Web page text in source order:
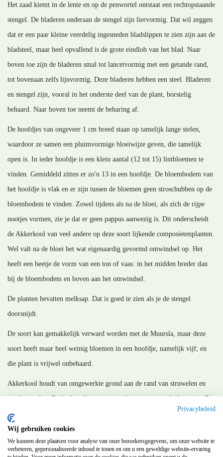
Het zaad kiemt in de lente en op de penwortel ontstaat een rechtopstaande
stengel. De bladeren onderaan de stengel zijn liervormig. Dat wil zeggen
dat er een paar kleine veerdelig ingesneden bladslippen te zien zijn aan de
bladsteel, maar heel opvallend is de grote eindlob van het blad. Naar
boven toe zijn de bladeren smal tot lancetvormig met een getande rand,
tot bovenaan zelfs lijnvormig. Deze bladeren hebben een steel. Bladeren
en stengel zijn, vooral in het onderste deel van de plant, borstelig
behaard. Naar boven toe neemt de beharing af.
De hoofdjes van ongeveer 1 cm breed staan op tamelijk lange stelen,
waardoor ze samen een pluimvormige bloeiwijze geven, die tamelijk
open is. In ieder hoofdje is een klein aantal (12 tot 15) lintbloemen te
vinden. Gemiddeld zitten er zo'n 13 in een hoofdje. De bloembodem van
het hoofdje is vlak en er zijn tussen de bloemen geen stroschubben op de
bloembodem te vinden. Zowel tijdens als na de bloei, als zich de rijpe
nootjes vormen, zie je dat er geen pappus aanwezig is. Dit onderscheidt
de Akkerkool van veel andere op deze soort lijkende composietenplanten.
Wel valt na de bloei het wat eigenaardig gevormd omwindsel op. Het
heeft een beetje de vorm van een ton of vaas: in het midden breder dan
bij de bloembodem en boven aan het omwindsel.
De planten bevatten melksap. Dat is goed te zien als je de stengel
doorsnijdt.
De soort kan gemakkelijk verward worden met de Muursla, maar deze
soort heeft maar heel weinig bloemen in een hoofdje, namelijk vijf; en
die plant is vrijwel onbehaard.
Akkerkool houdt van omgewerkte grond aan de rand van struwelen en
aan bosranden. De bodem dient open, vochtig en mineraalrijk te zijn. De
plantensoort verdraagt schaduw goed.
MM_140820
Privacybeleid
Wij gebruiken cookies
We kunnen deze plaatsen voor analyse van onze bezoekersgegevens, om onze website te
verbeteren, gepersonaliseerde inhoud te tonen en om u een geweldige website-ervaring